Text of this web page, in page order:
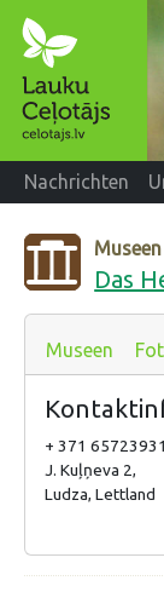
Nachrichten
Museen
Das
Museen
+ 371 65723931
J. Kuļņeva 2,
Ludza, Lettland